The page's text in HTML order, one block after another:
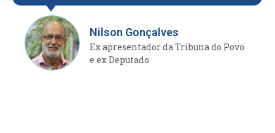
Nilson Gonçalves
Ex apresentador da Tribuna do Povo
e ex Deputado